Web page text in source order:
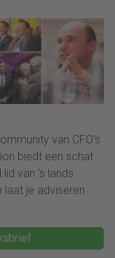
van CFO's
biedt een schat
van ‘s lands
je adviseren